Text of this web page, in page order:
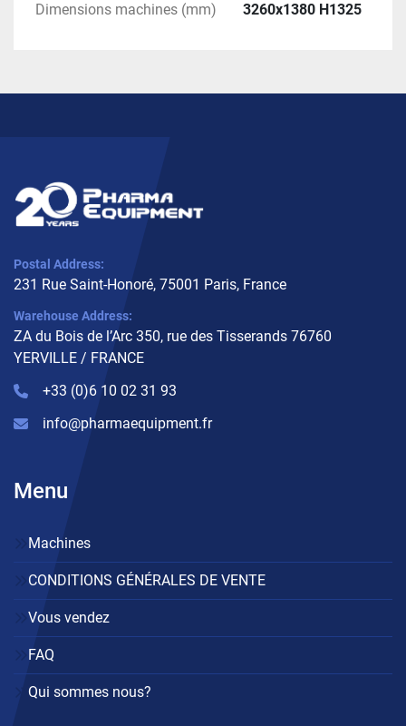
Dimensions machines (mm) 3260x1380 H1325
Postal Address:
231 Rue Saint-Honoré, 75001 Paris, France
Warehouse Address:
ZA du Bois de l’Arc 350, rue des Tisserands 76760
YERVILLE / FRANCE
+33 (0)6 10 02 31 93
info@pharmaequipment.fr
Menu
Machines
CONDITIONS GÉNÉRALES DE VENTE
Vous vendez
FAQ
Qui sommes nous?